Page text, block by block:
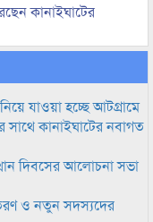
কানাইঘাটের
যাওয়া হচ্ছে আটগ্রামে
কানাইঘাটের নবাগত
দিবসের আলোচনা সভা
ও নতুন সদস্যদের